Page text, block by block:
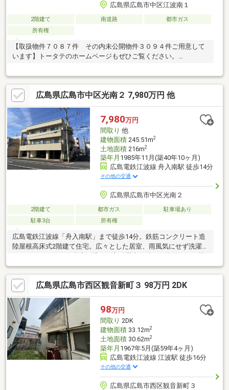
広島県広島市中区江波南１
2階建て 南道路
都市ガス
所有権
【取扱物件７０８７件 その内未公開物件３０９４件ご用意して
います】トータテのホームページもぜひご覧ください。
広島県広島市中区光南２ 7,980万円 他
7,980万円
間取り 他
建物面積245.51m2
土地面積216m2
築年月 1985年11月(築40年10ヶ月)
広島電鉄江波線 舟入南駅 徒歩14分
その他の交通
広島県広島市中区光南２
2階建て 都市ガス
駐車場あり
駐車3台
所有権
広島電鉄江波線「舟入南駅」まで徒歩14分。鉄筋コンクリート造
陸屋根高床式2階建て住宅。広々とした居室、雨風気にせず洗濯物
車は6台可能（車種による）。徒歩圏内には利便性良好な施設が充
実する好立地の邸宅です。※引渡しは、2026年9月下旬以降となり
ます。～ライフインフォメーション～・フレスタ吉島店まで徒歩4
分（約350m）・ウォンツ吉島店まで徒歩6分(約550m)・セブンイ
レブン広島光南店まで徒歩5分（約400m）・ザグザグ光南店まで
徒歩5分（約450m）・スパーク光南店まで徒歩5分(約400m)
広島県広島市西区観音新町３ 98万円 2DK
98万円
間取り 2DK
建物面積33.12m2
土地面積30.62m2
築年月 1967年5月(築59年4ヶ月)
広島電鉄江波線 江波駅 徒歩16分
その他の交通
広島県広島市西区観音新町３